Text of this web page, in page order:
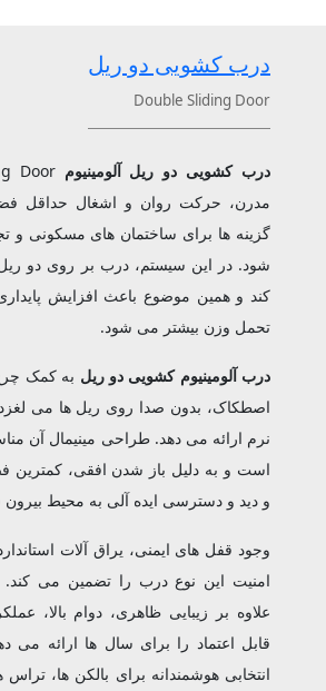
درب کشویی دو ریل
Double Sliding Door
درب کشویی دو ریل آلومینیوم
مدرن، حرکت روان و اشغال حداقل
گزینه ‌ها برای ساختمان ‌های مسکونی
شود. در این سیستم، درب بر روی دو
‌کند و همین موضوع باعث افزایش
تحمل وزن بیشتر می ‌شود.
درب آلومینیوم کشویی دو ریل به کمک
‌اصطکاک، بدون صدا روی ریل ‌ها می
نرم ارائه می‌ دهد. طراحی مینیمال آن
است و به دلیل باز شدن افقی، کمترین
و دید و دسترسی ایده ‌آلی به محیط
وجود قفل‌ های ایمنی، یراق‌ آلات
امنیت این نوع درب را تضمین می‌
علاوه بر زیبایی ظاهری، دوام بالا،
قابل ‌اعتماد را برای سال ‌ها ارائه می
انتخابی هوشمندانه برای بالکن ‌ها،